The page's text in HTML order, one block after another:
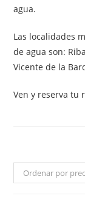
agua.
Las localidades
de agua son:
Vicente de la
Ven y reserva tu
Ordenar por